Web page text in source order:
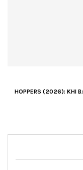
HOPPERS (2026): KHI